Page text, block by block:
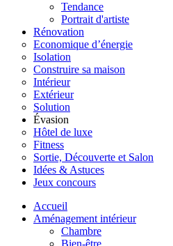
Tendance
Portrait d'artiste
Rénovation
Economique d’énergie
Isolation
Construire sa maison
Intérieur
Extérieur
Solution
Évasion
Hôtel de luxe
Fitness
Sortie, Découverte et Salon
Idées & Astuces
Jeux concours
Accueil
Aménagement intérieur
Chambre